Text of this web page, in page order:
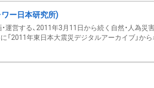
ー日本研究所)
運営する、2011年3月11日から続く自然・人為災
2011年東日本大震災デジタルアーカイブ」から